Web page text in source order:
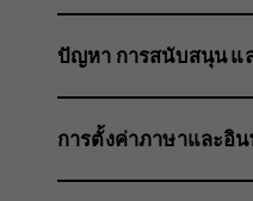
แพ
ปัญหา การสนับสนุน
การตั้งค่าภาษาและอิ